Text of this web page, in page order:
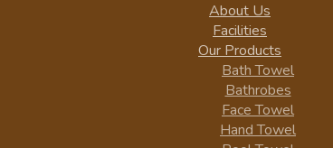
About Us
Facilities
Our Products
Bath Towel
Bathrobes
Face Towel
Hand Towel